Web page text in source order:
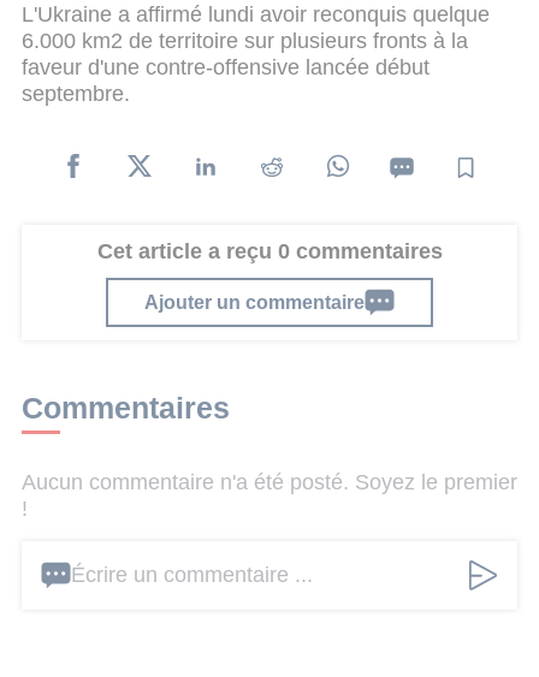
L'Ukraine a affirmé lundi avoir reconquis quelque
6.000 km2 de territoire sur plusieurs fronts à la
faveur d'une contre-offensive lancée début
septembre.
Cet article a reçu 0 commentaires
Ajouter un commentaire
Commentaires
Aucun commentaire n'a été posté. Soyez le premier
!
Écrire un commentaire ...